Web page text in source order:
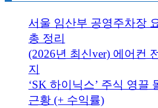
서울 임산부 공영주차장
총 정리
(2026년 최신ver) 에어컨
지
‘SK 하이닉스’ 주식 영끌
근황 (+ 수익률)